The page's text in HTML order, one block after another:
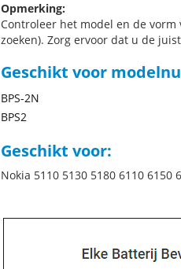
Opmerking:
Controleer het model en de
zoeken). Zorg ervoor dat u de
Geschikt voor
BPS-2N
BPS2
Geschikt voor:
Nokia 5110 5130 5180 6110 6150